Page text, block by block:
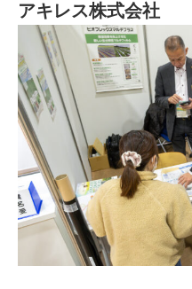
アキレス株式会社